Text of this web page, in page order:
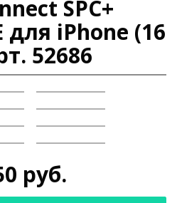
SPC+
для iPhone (16
52686
руб.